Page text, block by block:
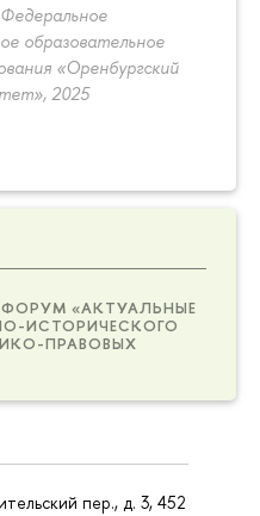
образовательное
«Оренбургский
2025
«АКТУАЛЬНЫЕ
ИСТОРИЧЕСКОГО
ПРАВОВЫХ
пер., д. 3, 452